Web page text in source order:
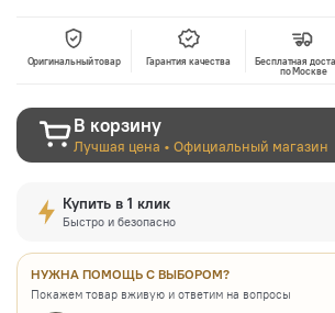
Оригинальный товар Гарантия качества
Бесплатная
по Москве
В корзину
Лучшая цена • Официальный магазин
Купить в 1 клик
Быстро и безопасно
НУЖНА ПОМОЩЬ С ВЫБОРОМ?
Покажем товар вживую и ответим на вопросы